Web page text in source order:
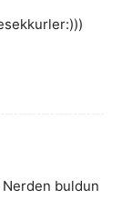
buldun